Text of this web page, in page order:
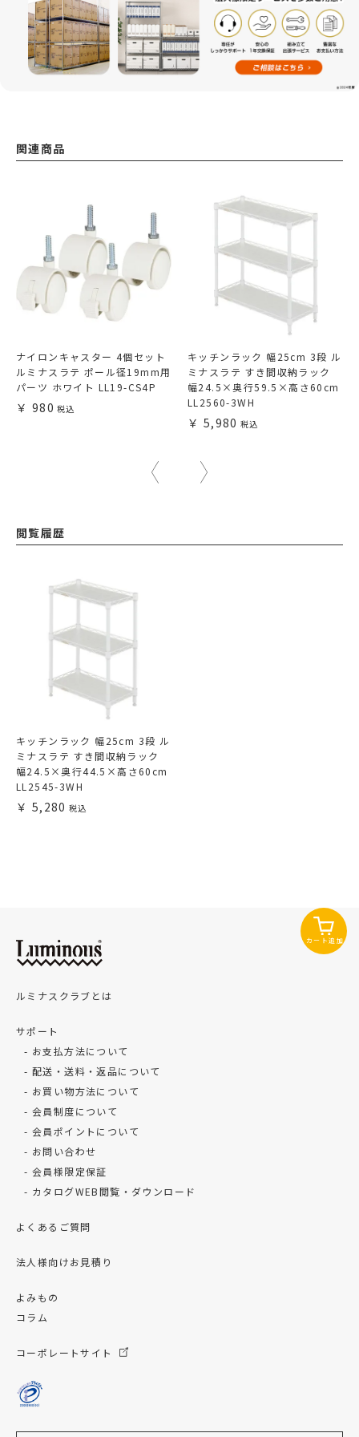
関連商品
ナイロンキャスター 4個セット
ルミナスラテ ポール径19mm用
パーツ ホワイト LL19-CS4P
980
キッチンラック 幅25cm 3段 ル
ミナスラテ すき間収納ラック
幅24.5×奥行59.5×高さ60cm
LL2560-3WH
5,980
閲覧履歴
キッチンラック 幅25cm 3段 ル
ミナスラテ すき間収納ラック
幅24.5×奥行44.5×高さ60cm
LL2545-3WH
5,280
カート追加
ルミナスクラブとは
サポート
お支払方法について
配送・送料・返品について
お買い物方法について
会員制度について
会員ポイントについて
お問い合わせ
会員様限定保証
カタログWEB閲覧・ダウンロード
よくあるご質問
法人様向けお見積り
よみもの
コラム
コーポレートサイト